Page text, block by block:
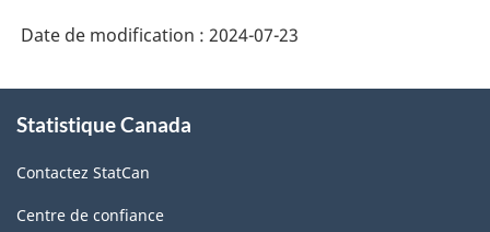
Date de modification : 2024-07-23
propos
ce
site
Statistique Canada
Contactez StatCan
Centre de confiance